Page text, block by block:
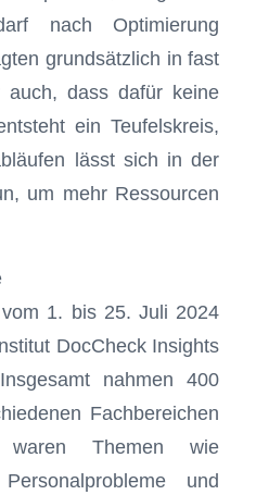
nach Optimierung
grundsätzlich in fast
auch, dass dafür keine
ein Teufelskreis,
lässt sich in der
um mehr Ressourcen
1. bis 25. Juli 2024
DocCheck Insights
nahmen 400
Fachbereichen
waren Themen wie
und